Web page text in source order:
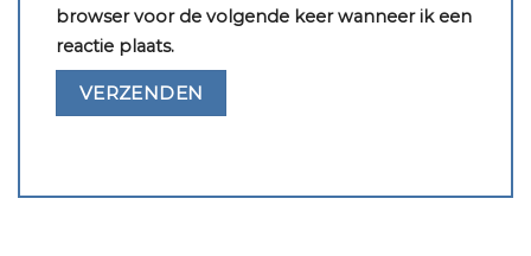
browser voor de volgende keer wanneer ik een
reactie plaats.